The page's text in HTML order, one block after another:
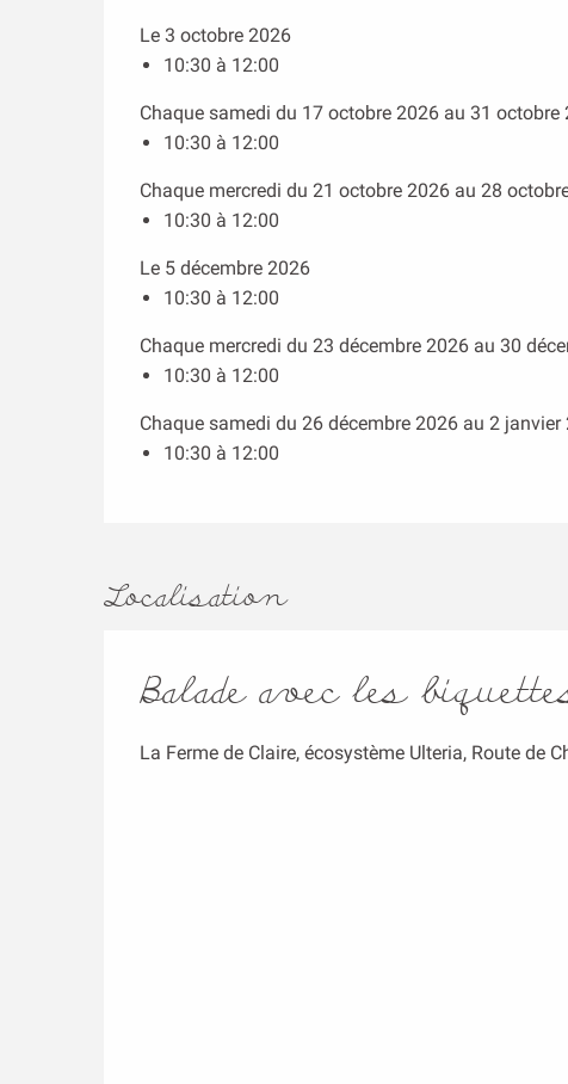
Le 3 octobre 2026
10:30 à 12:00
Chaque samedi du 17 octobre 2026 au 31 octobre
10:30 à 12:00
Chaque mercredi du 21 octobre 2026 au 28
10:30 à 12:00
Le 5 décembre 2026
10:30 à 12:00
Chaque mercredi du 23 décembre 2026 au 30
10:30 à 12:00
Chaque samedi du 26 décembre 2026 au 2 janvier
10:30 à 12:00
Localisation
Balade avec les
La Ferme de Claire, écosystème Ulteria, Route de